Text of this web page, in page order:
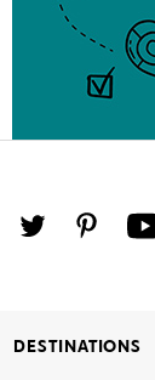
DESTINATIONS